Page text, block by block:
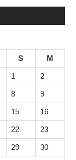
S M
1 2
8 9
15 16
22 23
29 30